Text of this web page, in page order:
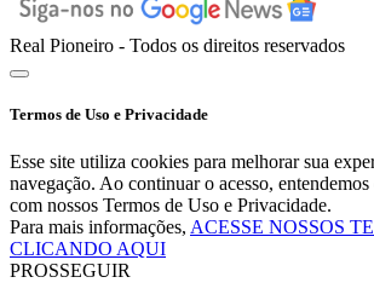
Real Pioneiro - Todos os direitos reservados
Termos de Uso e Privacidade
Esse site utiliza cookies para melhorar sua
navegação. Ao continuar o acesso,
com nossos Termos de Uso e Privacidade.
Para mais informações, ACESSE NOSSOS
CLICANDO AQUI
PROSSEGUIR